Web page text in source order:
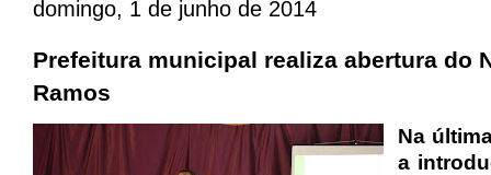
domingo, 1 de junho de 2014
Prefeitura municipal realiza abertura do
Ramos
Na
a